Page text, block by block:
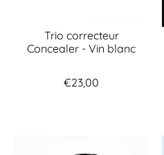
Trio correcteur
Concealer - Vin blanc
€23,00